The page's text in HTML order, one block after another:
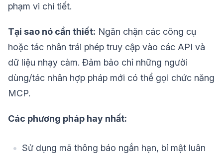
phạm vi chi tiết.
Tại sao nó cần thiết: Ngăn chặn các công cụ
hoặc tác nhân trái phép truy cập vào các API và
dữ liệu nhạy cảm. Đảm bảo chỉ những người
dùng/tác nhân hợp pháp mới có thể gọi chức năng
MCP.
Các phương pháp hay nhất:
Sử dụng mã thông báo ngắn hạn, bí mật luân